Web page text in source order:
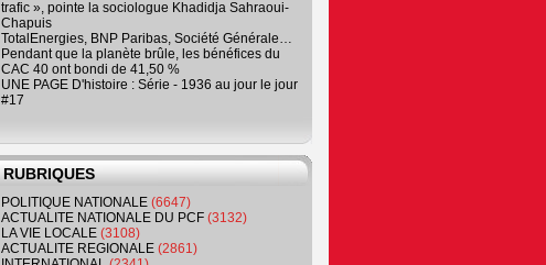
trafic », pointe la sociologue Khadidja Sahraoui-
Chapuis
TotalEnergies, BNP Paribas, Société Générale…
Pendant que la planète brûle, les bénéfices du
CAC 40 ont bondi de 41,50 %
UNE PAGE D'histoire : Série - 1936 au jour le jour
#17
RUBRIQUES
POLITIQUE NATIONALE (6647)
ACTUALITE NATIONALE DU PCF (3132)
LA VIE LOCALE (3108)
ACTUALITE REGIONALE (2861)